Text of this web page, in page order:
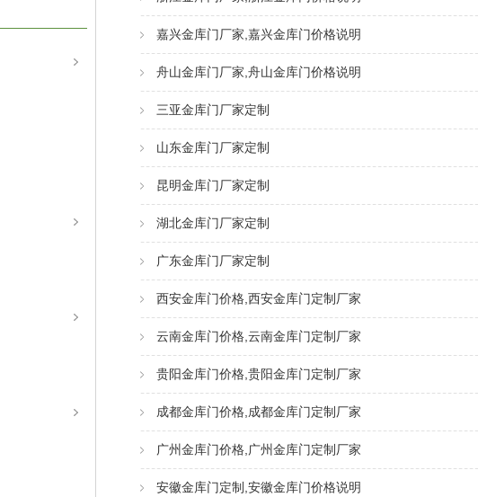
嘉兴金库门厂家,嘉兴金库门价格说明
舟山金库门厂家,舟山金库门价格说明
三亚金库门厂家定制
山东金库门厂家定制
昆明金库门厂家定制
湖北金库门厂家定制
广东金库门厂家定制
西安金库门价格,西安金库门定制厂家
云南金库门价格,云南金库门定制厂家
贵阳金库门价格,贵阳金库门定制厂家
成都金库门价格,成都金库门定制厂家
广州金库门价格,广州金库门定制厂家
安徽金库门定制,安徽金库门价格说明